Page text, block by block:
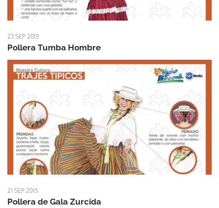
23 SEP 2015
Pollera Tumba Hombre
21 SEP 2015
Pollera de Gala Zurcida